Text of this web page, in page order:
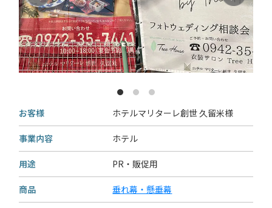
お客様 ホテルマリターレ創世 久留米様
事業内容 ホテル
用途 PR・販促用
商品 垂れ幕・懸垂幕